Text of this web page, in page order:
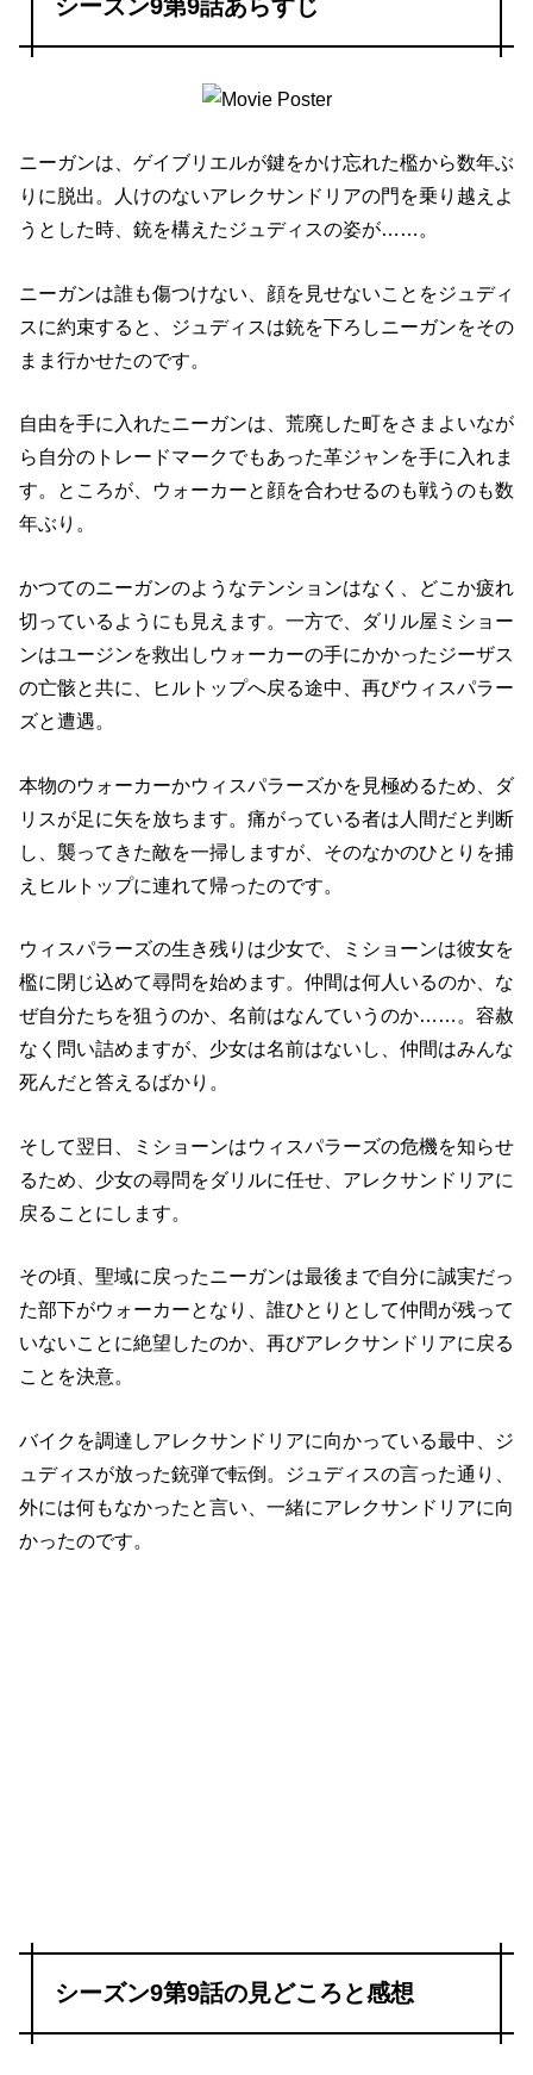
シーズン9第9話あらすじ
ニーガンは、ゲイブリエルが鍵をかけ忘れた檻から数年ぶ
りに脱出。人けのないアレクサンドリアの門を乗り越えよ
うとした時、銃を構えたジュディスの姿が……。
ニーガンは誰も傷つけない、顔を見せないことをジュディ
スに約束すると、ジュディスは銃を下ろしニーガンをその
まま行かせたのです。
自由を手に入れたニーガンは、荒廃した町をさまよいなが
ら自分のトレードマークでもあった革ジャンを手に入れま
す。ところが、ウォーカーと顔を合わせるのも戦うのも数
年ぶり。
かつてのニーガンのようなテンションはなく、どこか疲れ
切っているようにも見えます。一方で、ダリル屋ミショー
ンはユージンを救出しウォーカーの手にかかったジーザス
の亡骸と共に、ヒルトップへ戻る途中、再びウィスパラー
ズと遭遇。
本物のウォーカーかウィスパラーズかを見極めるため、ダ
リスが足に矢を放ちます。痛がっている者は人間だと判断
し、襲ってきた敵を一掃しますが、そのなかのひとりを捕
えヒルトップに連れて帰ったのです。
ウィスパラーズの生き残りは少女で、ミショーンは彼女を
檻に閉じ込めて尋問を始めます。仲間は何人いるのか、な
ぜ自分たちを狙うのか、名前はなんていうのか……。容赦
なく問い詰めますが、少女は名前はないし、仲間はみんな
死んだと答えるばかり。
そして翌日、ミショーンはウィスパラーズの危機を知らせ
るため、少女の尋問をダリルに任せ、アレクサンドリアに
戻ることにします。
その頃、聖域に戻ったニーガンは最後まで自分に誠実だっ
た部下がウォーカーとなり、誰ひとりとして仲間が残って
いないことに絶望したのか、再びアレクサンドリアに戻る
ことを決意。
バイクを調達しアレクサンドリアに向かっている最中、ジ
ュディスが放った銃弾で転倒。ジュディスの言った通り、
外には何もなかったと言い、一緒にアレクサンドリアに向
かったのです。
シーズン9第9話の見どころと感想